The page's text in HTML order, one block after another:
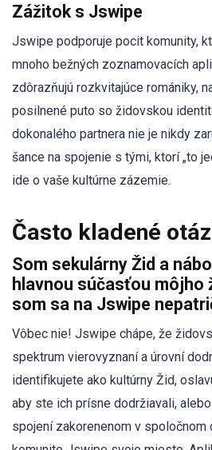
Zážitok s Jswipe
Jswipe podporuje pocit komunity,
mnoho bežných zoznamovacích
zdôrazňujú rozkvitajúce romániky,
posilnené puto so židovskou
dokonalého partnera nie je nikdy
šance na spojenie s tými, ktorí „to
ide o vaše kultúrne zázemie.
Často kladené
Som sekulárny Žid a
hlavnou súčasťou môjho
som sa na Jswipe
Vôbec nie! Jswipe chápe, že
spektrum vierovyznaní a úrovní
identifikujete ako kultúrny Žid,
aby ste ich prísne dodržiavali,
spojení zakorenenom v spoločnom